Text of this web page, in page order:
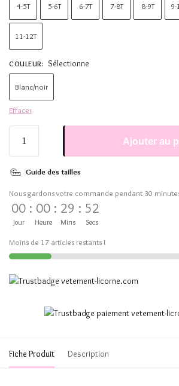
4-5T 5-6T 6-7T 7-8T 8-9T 9-
11-12T
COULEUR: Sélectionne
Blanc/noir
Effacer
Ajouter au
Guide des tailles
Nous gardons votre commande pendant 30
00
Jour
: 00
Heure
: 29
Mins
: 51
Secs
Moins de 17 articles restants !
Fiche Produit Description